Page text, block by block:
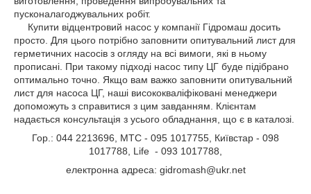
пусконалагоджувальних робіт.
Купити відцентровий насос у компанії Гідромаш досить
просто. Для цього потрібно заповнити опитувальний лист для
герметичних насосів з огляду на всі вимоги, які в ньому
прописані. При такому підході насос типу ЦГ буде підібрано
оптимально точно. Якщо вам важко заповнити опитувальний
лист для насоса ЦГ, наші висококваліфіковані менеджери
допоможуть з справитися з цим завданням. Клієнтам
надається консультація з усього обладнання, що є в каталозі.
Гор.: 044 2213696, МТС - 095 1017755, Київстар - 098
1017788, Life - 093 1017788,
електронна адреса: gidromash@ukr.net